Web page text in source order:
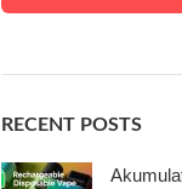
RECENT POSTS